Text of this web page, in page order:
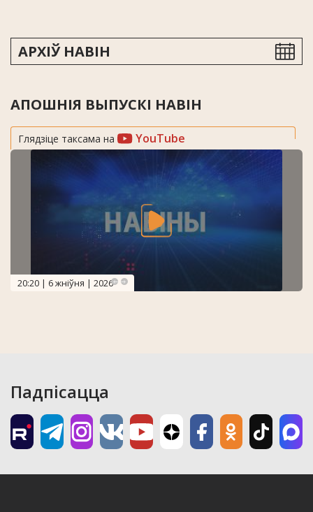
АРХІЎ НАВІН
АПОШНІЯ ВЫПУСКІ НАВІН
Глядзіце таксама на YouTube
20:20 | 6 жніўня | 2026
Падпісацца